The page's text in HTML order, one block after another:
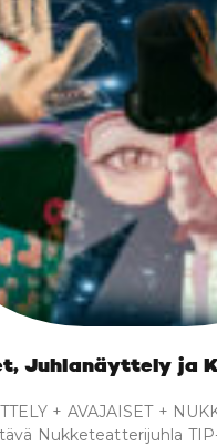
Juhlanäyttely ja
+ AVAJAISET +
Nukketeatterijuhla